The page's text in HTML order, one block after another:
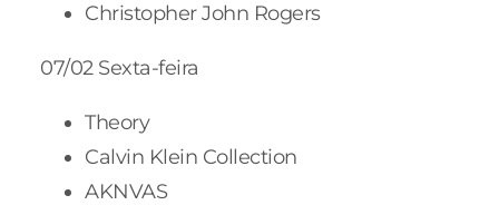
Christopher John Rogers
07/02 Sexta-feira
Theory
Calvin Klein Collection
AKNVAS